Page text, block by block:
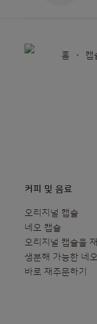
홈 캡
커피 및 음료
오리지널 캡슐
네오 캡슐
오리지널 캡슐을
생분해 가능한 네
바로 재주문하기